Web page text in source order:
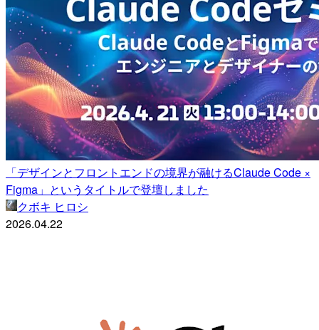
「デザインとフロントエンドの境界が融けるClaude Code ×
Figma」というタイトルで登壇しました
クボキ ヒロシ
2026.04.22